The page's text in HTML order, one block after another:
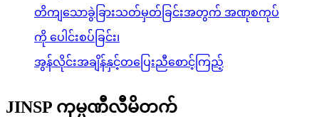
တိကျသောခွဲခြားသတ်မှတ်ခြင်းအတွက် အဏုစကုပ်
ကို ပေါင်းစပ်ခြင်း၊
အွန်လိုင်းအချိန်နှင့်တပြေးညီစောင့်ကြည့်
JINSP ကုမ္ပဏီလီမိတက်